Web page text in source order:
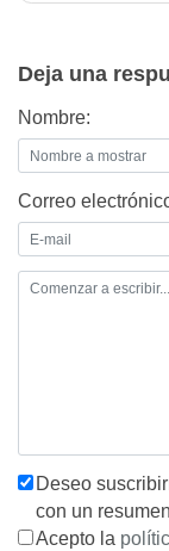
Deja una
Nombre:
Correo
Deseo
con un
Acepto la